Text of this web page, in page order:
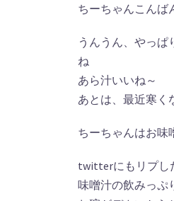
ちーちゃんこんば
うんうん、やっぱ
ね
あら汁いいね～
あとは、最近寒く
ちーちゃんはお味
twitterにもリプし
味噌汁の飲みっぷ